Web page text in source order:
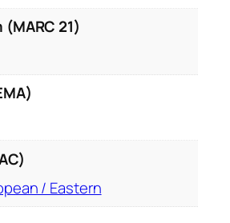
21)
/ Eastern